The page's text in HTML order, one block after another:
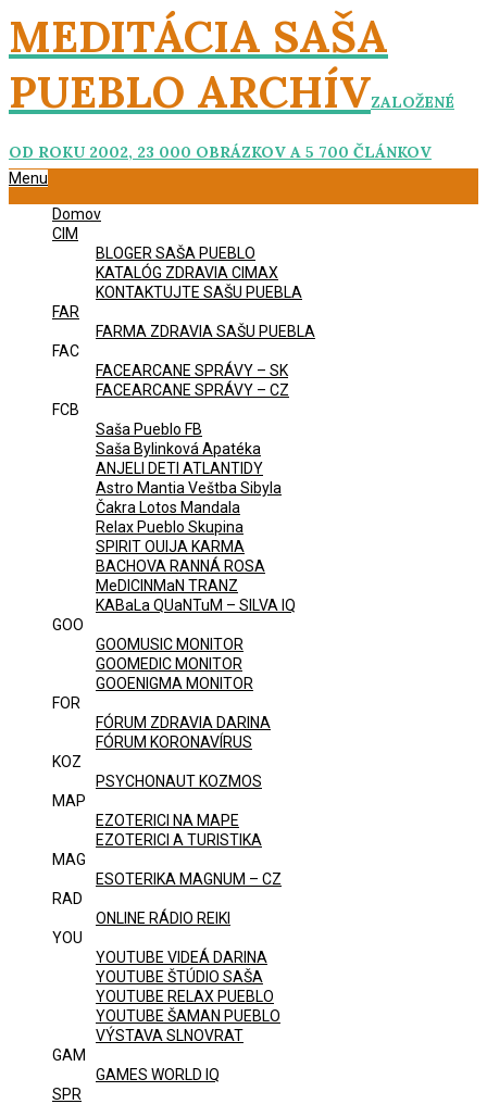
Skip
to
content
MEDITÁCIA SAŠA
PUEBLO ARCHÍVZALOŽENÉ
OD ROKU 2002, 23 000 OBRÁZKOV A 5 700 ČLÁNKOV
Primary
Menu
Domov
CIM
BLOGER SAŠA PUEBLO
KATALÓG ZDRAVIA CIMAX
KONTAKTUJTE SAŠU PUEBLA
FAR
FARMA ZDRAVIA SAŠU PUEBLA
FAC
FACEARCANE SPRÁVY – SK
FACEARCANE SPRÁVY – CZ
FCB
Saša Pueblo FB
Saša Bylinková Apatéka
ANJELI DETI ATLANTIDY
Astro Mantia Veštba Sibyla
Čakra Lotos Mandala
Relax Pueblo Skupina
SPIRIT OUIJA KARMA
BACHOVA RANNÁ ROSA
MeDICINMaN TRANZ
KABaLa QUaNTuM – SILVA IQ
GOO
GOOMUSIC MONITOR
GOOMEDIC MONITOR
GOOENIGMA MONITOR
FOR
FÓRUM ZDRAVIA DARINA
FÓRUM KORONAVÍRUS
KOZ
PSYCHONAUT KOZMOS
MAP
EZOTERICI NA MAPE
EZOTERICI A TURISTIKA
MAG
ESOTERIKA MAGNUM – CZ
RAD
ONLINE RÁDIO REIKI
YOU
YOUTUBE VIDEÁ DARINA
YOUTUBE ŠTÚDIO SAŠA
YOUTUBE RELAX PUEBLO
YOUTUBE ŠAMAN PUEBLO
VÝSTAVA SLNOVRAT
GAM
GAMES WORLD IQ
SPR